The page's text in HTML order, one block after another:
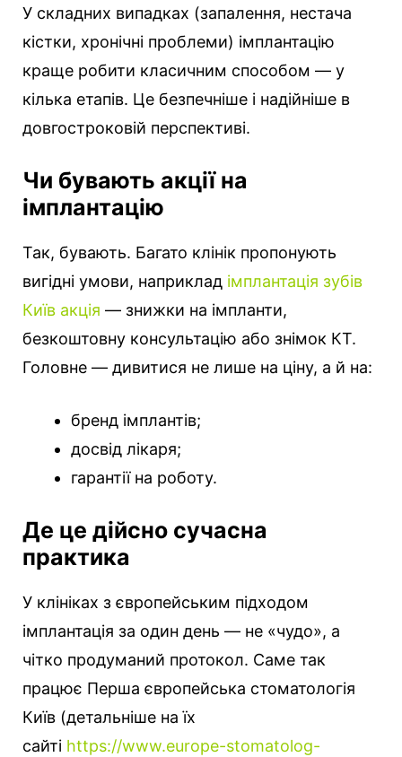
У складних випадках (запалення, нестача
кістки, хронічні проблеми) імплантацію
краще робити класичним способом — у
кілька етапів. Це безпечніше і надійніше в
довгостроковій перспективі.
Чи бувають акції на
імплантацію
Так, бувають. Багато клінік пропонують
вигідні умови, наприклад імплантація зубів
Київ акція — знижки на імпланти,
безкоштовну консультацію або знімок КТ.
Головне — дивитися не лише на ціну, а й на:
бренд імплантів;
досвід лікаря;
гарантії на роботу.
Де це дійсно сучасна
практика
У клініках з європейським підходом
імплантація за один день — не «чудо», а
чітко продуманий протокол. Саме так
працює Перша європейська стоматологія
Київ (детальніше на їх
сайті https://www.europe-stomatolog-